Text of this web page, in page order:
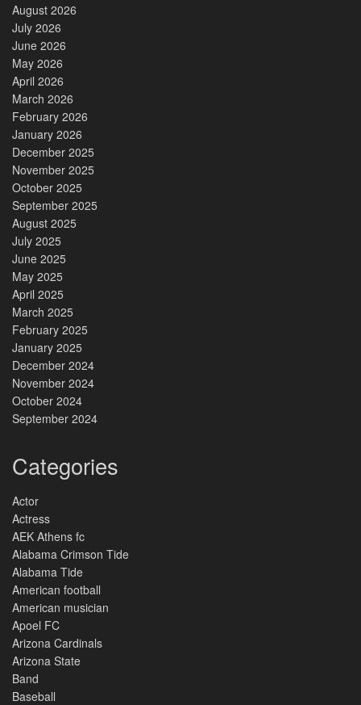
August 2026
July 2026
June 2026
May 2026
April 2026
March 2026
February 2026
January 2026
December 2025
November 2025
October 2025
September 2025
August 2025
July 2025
June 2025
May 2025
April 2025
March 2025
February 2025
January 2025
December 2024
November 2024
October 2024
September 2024
Categories
Actor
Actress
AEK Athens fc
Alabama Crimson Tide
Alabama Tide
American football
American musician
Apoel FC
Arizona Cardinals
Arizona State
Band
Baseball